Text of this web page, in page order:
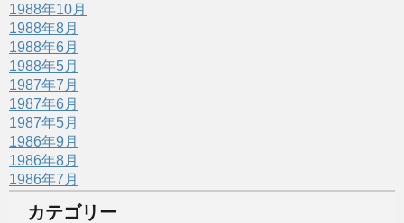
1988年10月
1988年8月
1988年6月
1988年5月
1987年7月
1987年6月
1987年5月
1986年9月
1986年8月
1986年7月
カテゴリー